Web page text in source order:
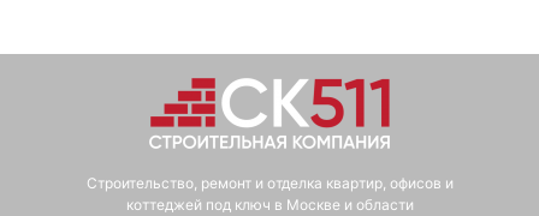
Строительство, ремонт и отделка квартир, офисов и
коттеджей под ключ в Москве и области